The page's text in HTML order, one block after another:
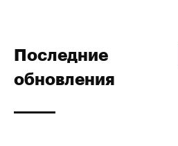
Последние
обновления